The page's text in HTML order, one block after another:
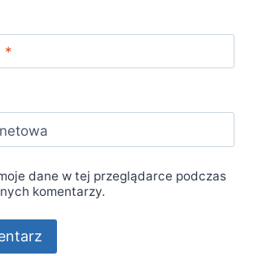
*
dane w tej przeglądarce podczas
komentarzy.